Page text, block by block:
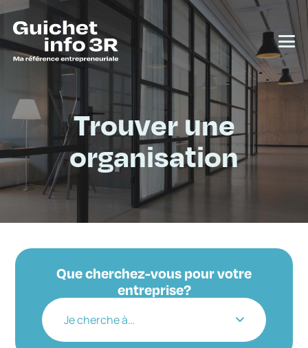
Trouver une
organisation
Que cherchez-vous pour votre
entreprise?
Je cherche à…